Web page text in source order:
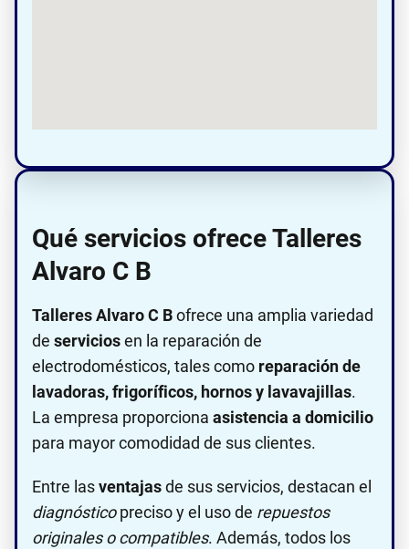
Qué servicios ofrece Talleres
Alvaro C B
Talleres Alvaro C Bofrece una amplia variedad
de serviciosen la reparación de
electrodomésticos, tales como reparación de
lavadoras, frigoríficos, hornos y lavavajillas.
La empresa proporciona asistencia a domicilio
para mayor comodidad de sus clientes.
Entre lasventajasde sus servicios, destacan el
diagnósticopreciso y el uso de repuestos
originales o compatibles. Además, todos los